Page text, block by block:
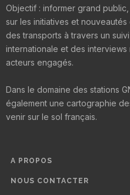
Objectif : informer grand
sur les initiatives et
des transports à travers un
internationale et des
acteurs engagés.
Dans le domaine des stations
également une cartographie
venir sur le sol français.
A PROPOS
NOUS CONTACTER